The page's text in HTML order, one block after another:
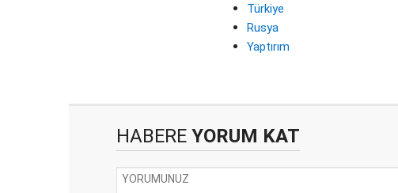
Türkiye
Rusya
Yaptırım
HABERE YORUM KAT